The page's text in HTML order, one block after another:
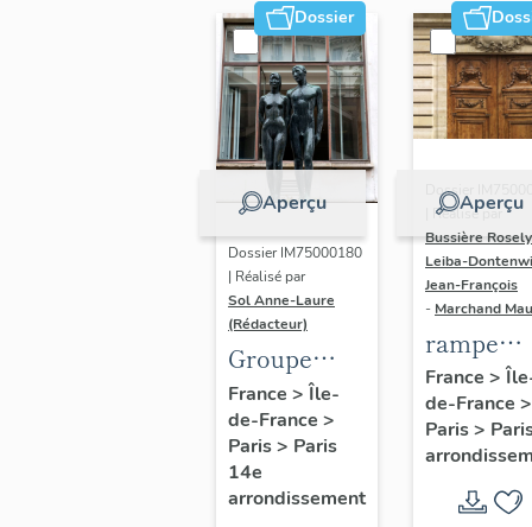
Dossier
Aperçu
Dossier IM75000180
| Réalisé par
Sol Anne-Laure
(Rédacteur)
Groupe
sculpté :
Les
Adolescents
France > Île-
de-France >
Paris> Paris
14e
arrondissement
Aperçu
Dossier
| Réalisé par
Bussière
Leiba-
Jean-François
- Marchand
rampe
d'appui,
escalier
l' hôtel
(non
France >
de-France >
Paris>